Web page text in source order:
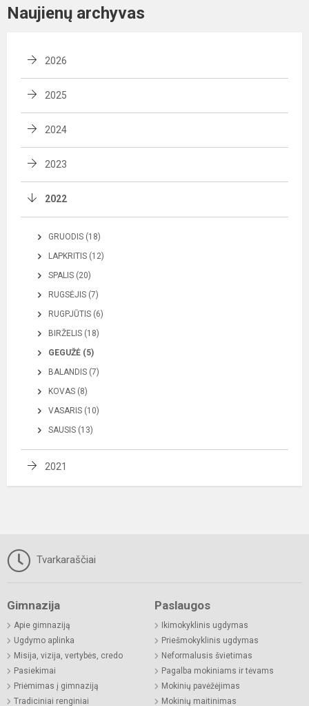
Naujienų archyvas
2026
2025
2024
2023
2022
GRUODIS (18)
LAPKRITIS (12)
SPALIS (20)
RUGSĖJIS (7)
RUGPJŪTIS (6)
BIRŽELIS (18)
GEGUŽĖ (5)
BALANDIS (7)
KOVAS (8)
VASARIS (10)
SAUSIS (13)
2021
Tvarkaraščiai
Gimnazija
Apie gimnaziją
Ugdymo aplinka
Misija, vizija, vertybės, credo
Pasiekimai
Priėmimas į gimnaziją
Tradiciniai renginiai
Paslaugos
Ikimokyklinis ugdymas
Priešmokyklinis ugdymas
Neformalusis švietimas
Pagalba mokiniams ir tėvams
Mokinių pavėžėjimas
Mokinių maitinimas